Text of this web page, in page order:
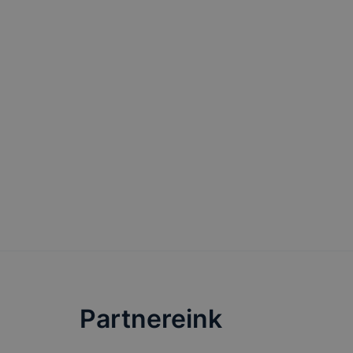
Partnereink
Felhívjuk
lesznek